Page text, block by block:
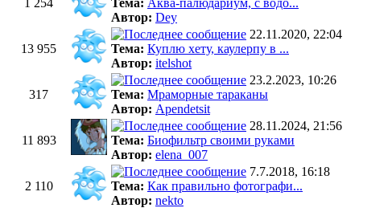
1 254
Тема: Аква-палюдариум, с водо...
Автор: Dey
13 955
22.11.2020, 22:04
Тема: Куплю хету, каулерпу в ...
Автор: itelshot
317
23.2.2023, 10:26
Тема: Мраморные тараканы
Автор: Apendetsit
11 893
28.11.2024, 21:56
Тема: Биофильтр своими руками
Автор: elena_007
2 110
7.7.2018, 16:18
Тема: Как правильно фотографи...
Автор: nekto